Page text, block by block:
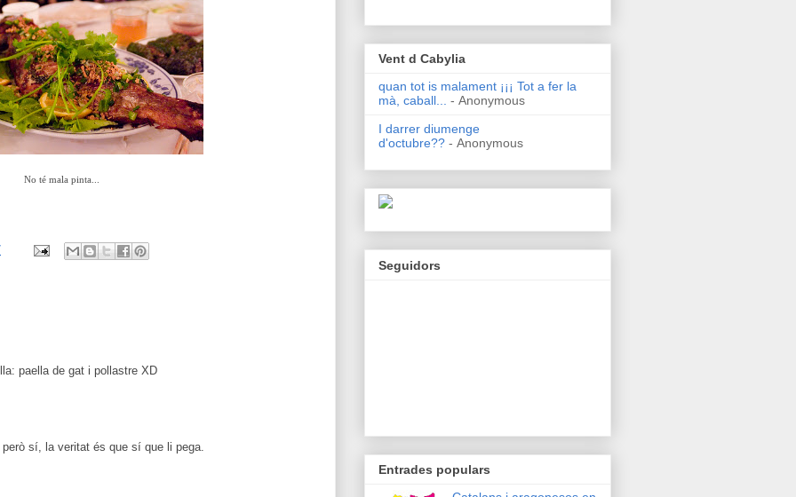
No té mala pinta...
paella de gat i pollastre XD
sí, la veritat és que sí que li pega.
Vent d Cabylia
quan tot is malament ¡¡¡ Tot a fer la
mà, caball...
- Anonymous
I darrer diumenge
d'octubre?? - Anonymous
Seguidors
Entrades populars